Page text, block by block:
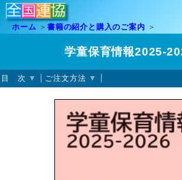
ホーム 書籍の紹介と購入のご案内
学童保育情報2025-
目 次 ご注文方法